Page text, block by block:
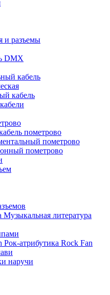
и разъемы
DMX
кабель
кабель
пометрово
пометрово
пометрово
Музыкальная литература
Рок-атрибутика Rock Fan
наручи